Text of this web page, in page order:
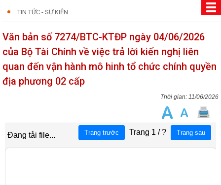
TIN TỨC - SỰ KIỆN
Văn bản số 7274/BTC-KTĐP ngày 04/06/2026
của Bộ Tài Chính về việc trả lời kiến nghị liên
quan đến vận hành mô hinh tổ chức chính quyền
địa phương 02 cấp
11/06/2026